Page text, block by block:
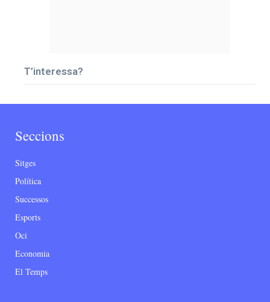
T’interessa?
Seccions
Sitges
Política
Successos
Esports
Oci
Economia
El Temps